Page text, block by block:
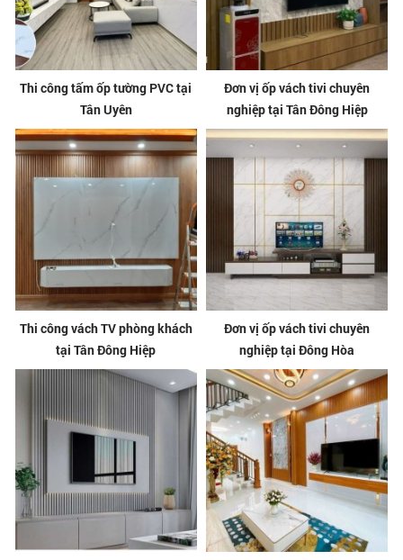
Thi công tấm ốp tường PVC tại
Tân Uyên
Đơn vị ốp vách tivi chuyên
nghiệp tại Tân Đông Hiệp
Thi công vách TV phòng khách
tại Tân Đông Hiệp
Đơn vị ốp vách tivi chuyên
nghiệp tại Đông Hòa